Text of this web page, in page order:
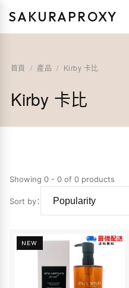
SAKURAPROXY
首頁 / 產品 / Kirby 卡比
Kirby 卡比
Showing 0 - 0 of 0 products
Sort by：
NEW